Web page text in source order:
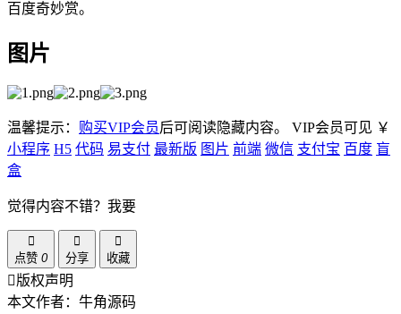
百度奇妙赏。
图片
温馨提示： 购买VIP会员后可阅读隐藏内容。 VIP会员可见 ￥
小程序 H5 代码 易支付 最新版 图片 前端 微信 支付宝 百度 盲
盒
觉得内容不错？我要
点赞 0 分享 收藏
版权声明
本文作者：牛角源码